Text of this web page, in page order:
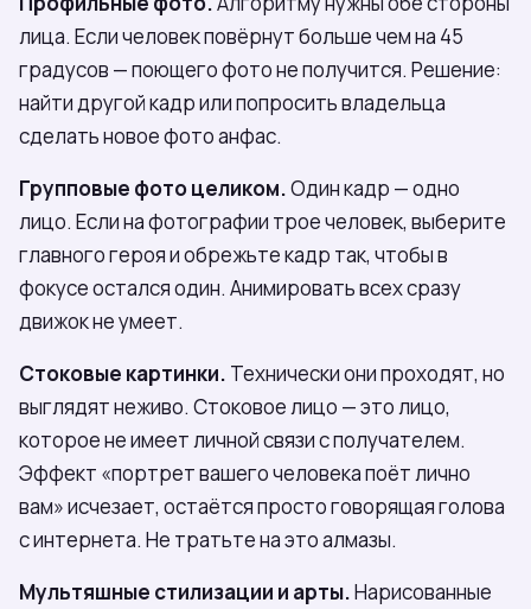
лица. Если человек повёрнут больше чем на 45
градусов — поющего фото не получится. Решение:
найти другой кадр или попросить владельца
сделать новое фото анфас.
Групповые фото целиком.Один кадр — одно
лицо. Если на фотографии трое человек, выберите
главного героя и обрежьте кадр так, чтобы в
фокусе остался один. Анимировать всех сразу
движок не умеет.
Стоковые картинки. Технически они проходят, но
выглядят неживо. Стоковое лицо — это лицо,
которое не имеет личной связи с получателем.
Эффект «портрет вашего человека поёт лично
вам» исчезает, остаётся просто говорящая голова
с интернета. Не тратьте на это алмазы.
Мультяшные стилизации и арты.Нарисованные